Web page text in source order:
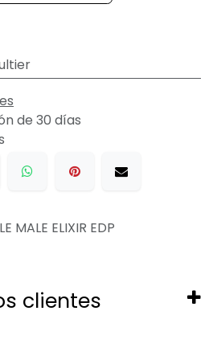
de 30 días
LE MALE ELIXIR EDP
clientes